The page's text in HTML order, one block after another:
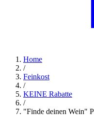
Home
/
Feinkost
/
KEINE Rabatte
/
"Finde deinen Wein"